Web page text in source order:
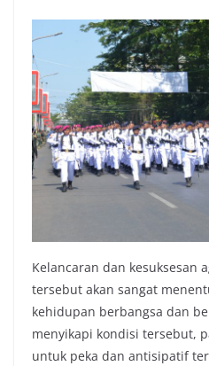
Kelancaran dan kesuksesan
tersebut akan sangat
kehidupan berbangsa dan
menyikapi kondisi tersebut,
untuk peka dan antisipatif